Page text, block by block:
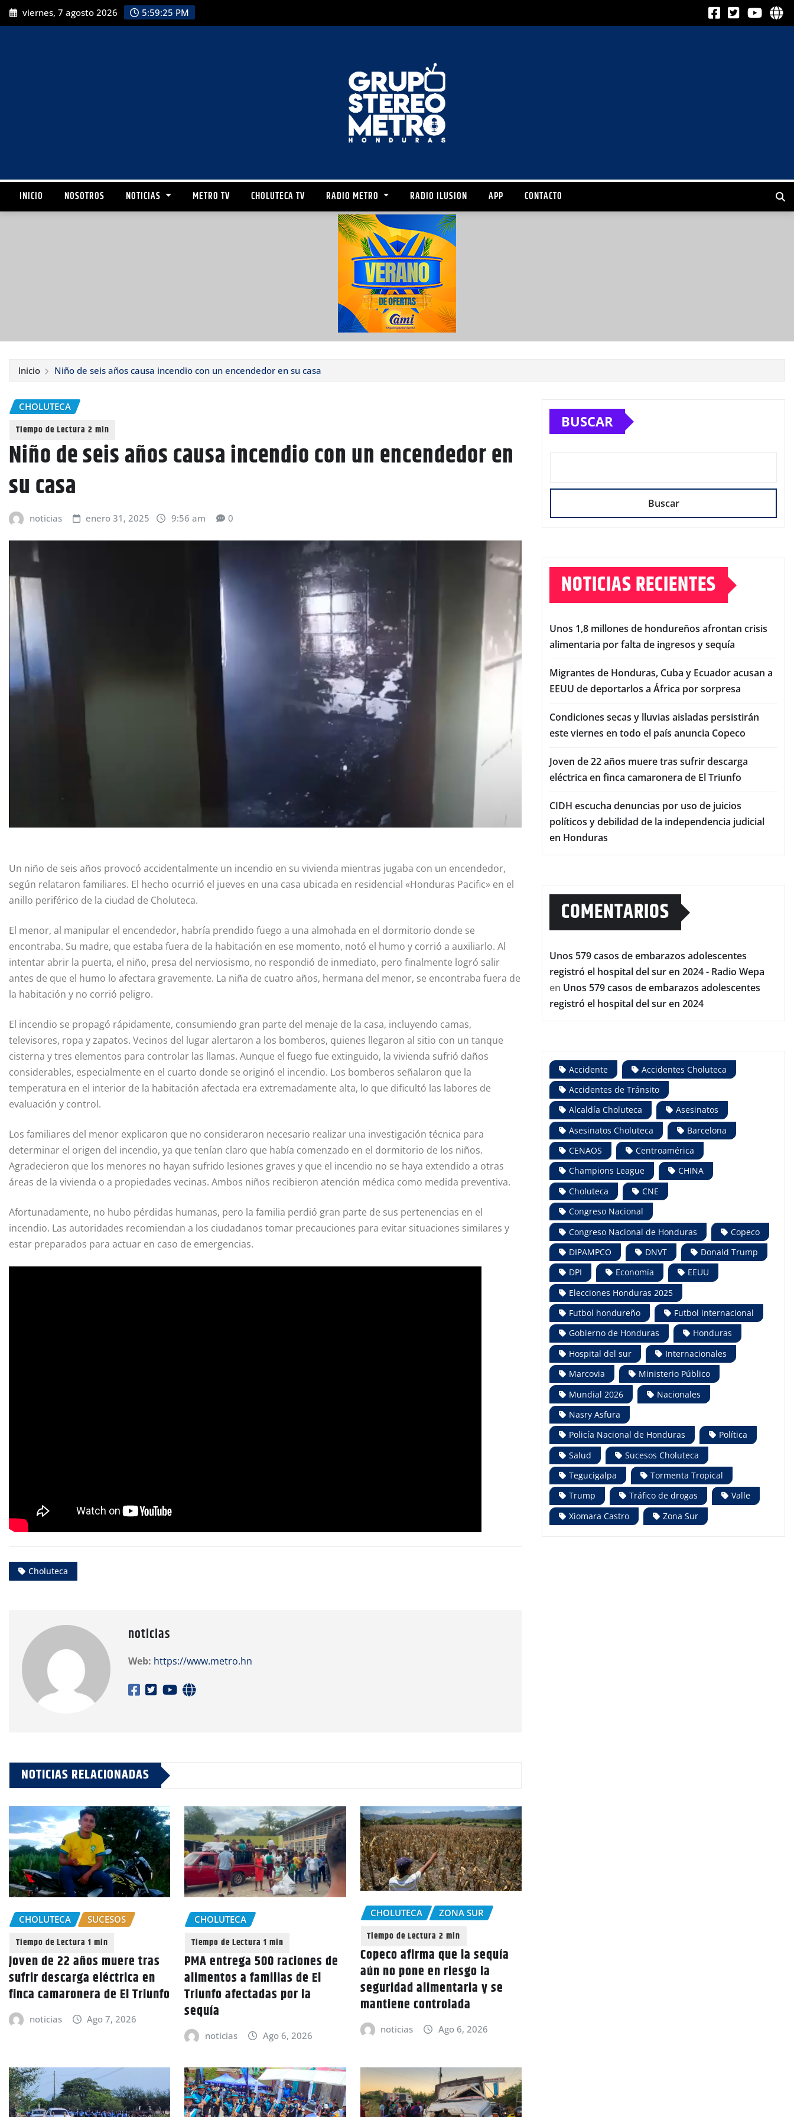
viernes, 7 agosto 2026 5:59:26 PM
INICIO NOSOTROS NOTICIAS METRO TV CHOLUTECA TV RADIO METRO RADIO ILUSION APP CONTACTO
Inicio Niño de seis años causa incendio con un encendedor en su casa
CHOLUTECA
Niño de seis años causa incendio con un encendedor en
su casa
noticias enero 31, 2025 9:56 am 0
Un niño de seis años provocó accidentalmente un incendio en su vivienda mientras jugaba con un encendedor,
según relataron familiares. El hecho ocurrió el jueves en una casa ubicada en residencial «Honduras Pacific» en el
anillo periférico de la ciudad de Choluteca.
El menor, al manipular el encendedor, habría prendido fuego a una almohada en el dormitorio donde se
encontraba. Su madre, que estaba fuera de la habitación en ese momento, notó el humo y corrió a auxiliarlo. Al
intentar abrir la puerta, el niño, presa del nerviosismo, no respondió de inmediato, pero finalmente logró salir
antes de que el humo lo afectara gravemente. La niña de cuatro años, hermana del menor, se encontraba fuera de
la habitación y no corrió peligro.
El incendio se propagó rápidamente, consumiendo gran parte del menaje de la casa, incluyendo camas,
televisores, ropa y zapatos. Vecinos del lugar alertaron a los bomberos, quienes llegaron al sitio con un tanque
cisterna y tres elementos para controlar las llamas. Aunque el fuego fue extinguido, la vivienda sufrió daños
considerables, especialmente en el cuarto donde se originó el incendio. Los bomberos señalaron que la
temperatura en el interior de la habitación afectada era extremadamente alta, lo que dificultó las labores de
evaluación y control.
Los familiares del menor explicaron que no consideraron necesario realizar una investigación técnica para
determinar el origen del incendio, ya que tenían claro que había comenzado en el dormitorio de los niños.
Agradecieron que los menores no hayan sufrido lesiones graves y que el incendio no se haya extendido a otras
áreas de la vivienda o a propiedades vecinas. Ambos niños recibieron atención médica como medida preventiva.
Afortunadamente, no hubo pérdidas humanas, pero la familia perdió gran parte de sus pertenencias en el
incendio. Las autoridades recomiendan a los ciudadanos tomar precauciones para evitar situaciones similares y
estar preparados para actuar en caso de emergencias.
Choluteca
noticias
Web: https://www.metro.hn
NOTICIAS RELACIONADAS
CHOLUTECA SUCESOS
Joven de 22 años muere tras
sufrir descarga eléctrica en
finca camaronera de El Triunfo
noticias Ago 7, 2026
CHOLUTECA
PMA entrega 500 raciones de
alimentos a familias de El
Triunfo afectadas por la
sequía
noticias Ago 6, 2026
CHOLUTECA ZONA SUR
Copeco afirma que la sequía
aún no pone en riesgo la
seguridad alimentaria y se
mantiene controlada
noticias Ago 6, 2026
BUSCAR
Buscar
NOTICIAS RECIENTES
Unos 1,8 millones de hondureños afrontan crisis
alimentaria por falta de ingresos y sequía
Migrantes de Honduras, Cuba y Ecuador acusan a
EEUU de deportarlos a África por sorpresa
Condiciones secas y lluvias aisladas persistirán
este viernes en todo el país anuncia Copeco
Joven de 22 años muere tras sufrir descarga
eléctrica en finca camaronera de El Triunfo
CIDH escucha denuncias por uso de juicios
políticos y debilidad de la independencia judicial
en Honduras
COMENTARIOS
Unos 579 casos de embarazos adolescentes
registró el hospital del sur en 2024 - Radio Wepa
en Unos 579 casos de embarazos adolescentes
registró el hospital del sur en 2024
Accidente
Accidentes Choluteca
Accidentes de Tránsito
Alcaldía Choluteca
Asesinatos
Asesinatos Choluteca
Barcelona
CENAOS
Centroamérica
Champions League
CHINA
Choluteca
CNE
Congreso Nacional
Congreso Nacional de Honduras
Copeco
DIPAMPCO
DNVT
Donald Trump
DPI
Economía
EEUU
Elecciones Honduras 2025
Futbol hondureño
Futbol internacional
Gobierno de Honduras
Honduras
Hospital del sur
Internacionales
Marcovia
Ministerio Público
Mundial 2026
Nacionales
Nasry Asfura
Policía Nacional de Honduras
Política
Salud
Sucesos Choluteca
Tegucigalpa
Tormenta Tropical
Trump
Tráfico de drogas
Valle
Xiomara Castro
Zona Sur